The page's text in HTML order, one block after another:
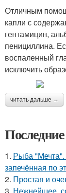
Отличным
капли с
гентамицин,
пенициллина.
воспаленный
исключить
читать дальше →
1. Рыба "Мечта".
запечённая по
2. Простая и